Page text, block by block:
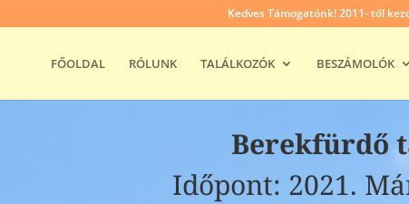
Kedves Támogatónk! 2011- től
FŐOLDAL RÓLUNK TALÁLKOZÓK BESZÁMOLÓK
Berekfürdő
Időpont: 2021.